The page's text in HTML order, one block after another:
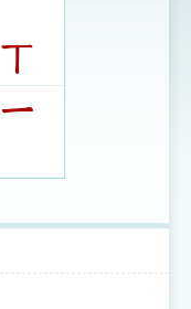
ㄒ
ㄧ